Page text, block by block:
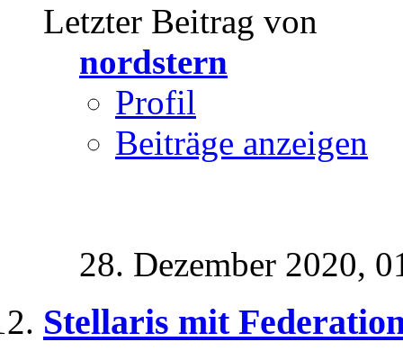
Letzter Beitrag von
nordstern
Profil
Beiträge anzeigen
28. Dezember 2020,
Stellaris mit